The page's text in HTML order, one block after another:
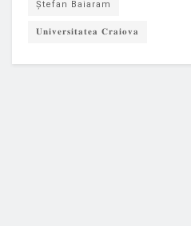
Ștefan Baiaram
𝐔𝐧𝐢𝐯𝐞𝐫𝐬𝐢𝐭𝐚𝐭𝐞𝐚 𝐂𝐫𝐚𝐢𝐨𝐯𝐚